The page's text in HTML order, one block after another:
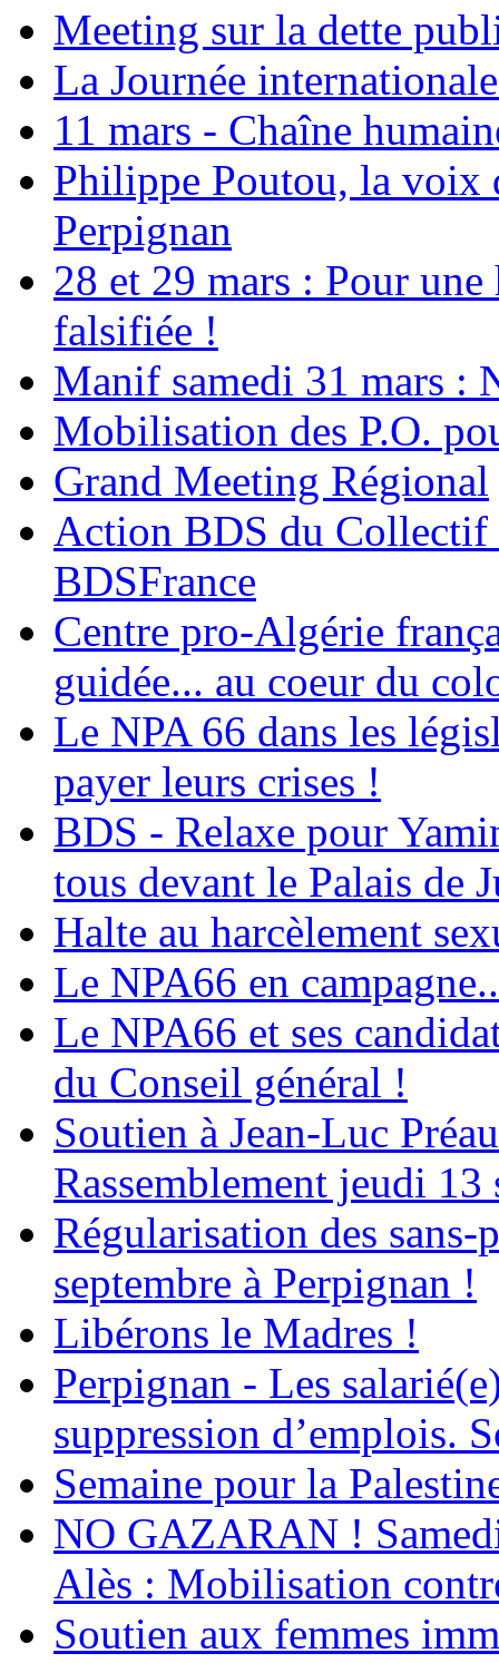
Meeting sur la dette
La Journée
11 mars - Chaîne
Philippe Poutou, la voix
Perpignan
28 et 29 mars : Pour
falsifiée !
Manif samedi 31 mars :
Mobilisation des P.O.
Grand Meeting Régional
Action BDS du Collectif
BDSFrance
Centre pro-Algérie
guidée... au coeur du
Le NPA 66 dans les
payer leurs crises !
BDS - Relaxe pour
tous devant le Palais de
Halte au harcèlement
Le NPA66 en
Le NPA66 et ses
du Conseil général !
Soutien à Jean-Luc
Rassemblement jeudi 13
Régularisation des
septembre à Perpignan !
Libérons le Madres !
Perpignan - Les
suppression d’emplois.
Semaine pour la
NO GAZARAN !
Alès : Mobilisation
Soutien aux femmes